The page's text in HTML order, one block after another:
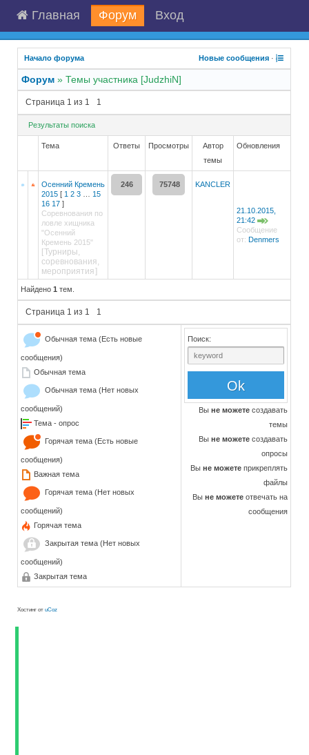
Главная Форум Вход
Начало форума Новые сообщения ·
Форум » Темы участника [JudzhiN]
Страница 1 из 1 1
Результаты поиска
Тема Ответы Просмотры
Автор
темы
Обновления
Осенний Кремень
2015 [ 1 2 3
15
16 17 ]
Соревнования по
ловле хищника
"Осенний
Кремень 2015"
[Турниры,
соревнования,
мероприятия]
246 75748 KANCLER
21.10.2015,
21:42
Сообщение
от:Denmers
Найдено1 тем.
Страница 1 из 1 1
Обычная тема (Есть новые
сообщения)
Обычная тема
Обычная тема (Нет новых
сообщений)
Тема - опрос
Горячая тема (Есть новые
сообщения)
Важная тема
Горячая тема (Нет новых
сообщений)
Горячая тема
Закрытая тема (Нет новых
сообщений)
Закрытая тема
Поиск:
Выне можете создавать
темы
Выне можете создавать
опросы
Выне можете прикреплять
файлы
Выне можете отвечать на
сообщения
Хостинг отuCoz